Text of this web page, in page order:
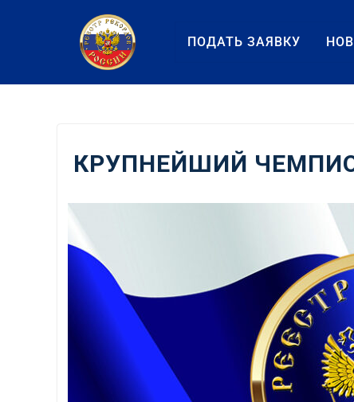
содержанию
ПОДАТЬ ЗАЯВКУ
КРУПНЕЙШИЙ